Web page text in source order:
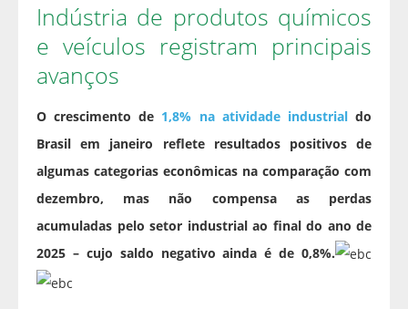
Indústria de produtos químicos
e veículos registram principais
avanços
O crescimento de 1,8% na atividade industrialdo
Brasil em janeiro reflete resultados positivos de
algumas categorias econômicas na comparação com
dezembro, mas não compensa as perdas
acumuladas pelo setor industrial ao final do ano de
2025 – cujo saldo negativo ainda é de 0,8%.